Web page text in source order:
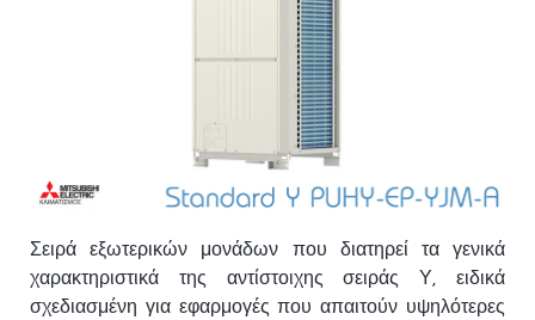
Σειρά εξωτερικών μονάδων που διατηρεί τα γενικά
χαρακτηριστικά της αντίστοιχης σειράς Υ, ειδικά
σχεδιασμένη για εφαρμογές που απαιτούν υψηλότερες